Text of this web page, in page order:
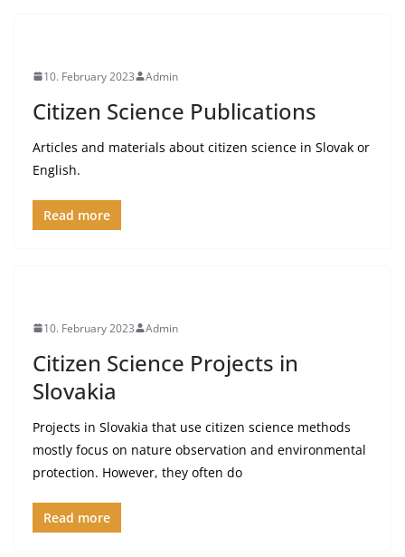
10. February 2023 Admin
Citizen Science Publications
Articles and materials about citizen science in Slovak or
English.
Read more
10. February 2023 Admin
Citizen Science Projects in
Slovakia
Projects in Slovakia that use citizen science methods
mostly focus on nature observation and environmental
protection. However, they often do
Read more